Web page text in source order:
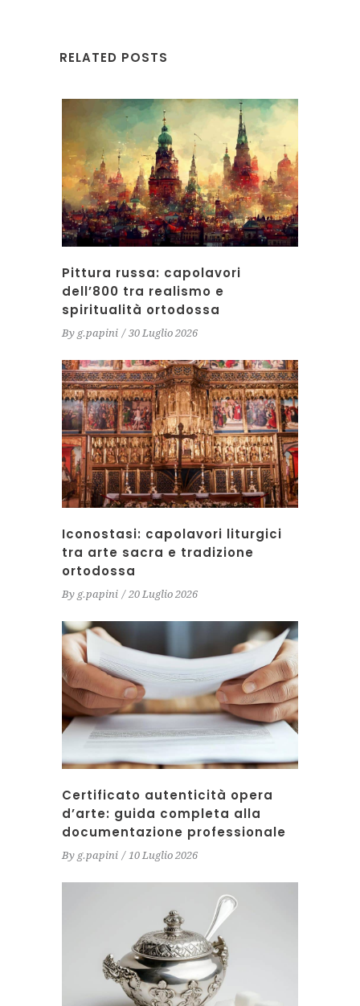
RELATED POSTS
Pittura russa: capolavori
dell’800 tra realismo e
spiritualità ortodossa
By g.papini 30 Luglio 2026
Iconostasi: capolavori liturgici
tra arte sacra e tradizione
ortodossa
By g.papini 20 Luglio 2026
Certificato autenticità opera
d’arte: guida completa alla
documentazione professionale
By g.papini 10 Luglio 2026